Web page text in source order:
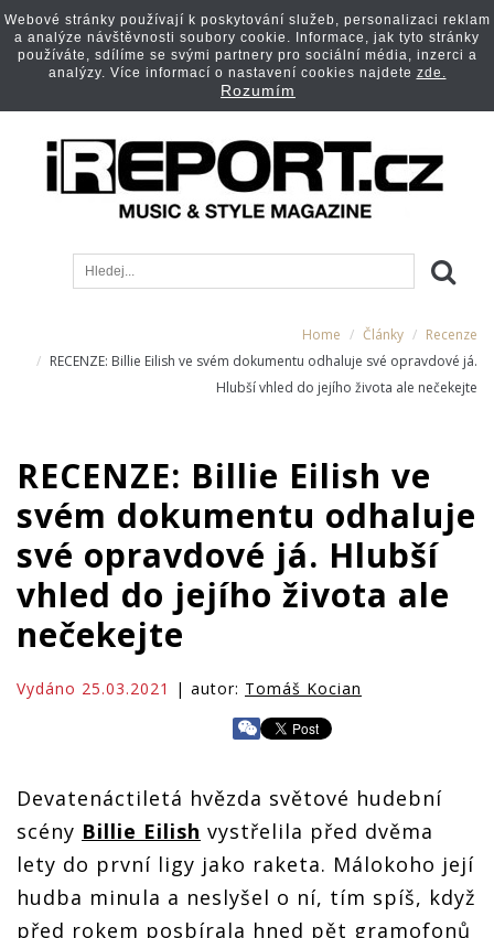
Home Články
Recenze
RECENZE: Billie Eilish ve svém dokumentu odhaluje své opravdové já.
Hlubší vhled do jejího života ale nečekejte
RECENZE: Billie Eilish ve
svém dokumentu odhaluje
své opravdové já. Hlubší
vhled do jejího života ale
nečekejte
Vydáno 25.03.2021 | autor: Tomáš Kocian
Devatenáctiletá hvězda světové hudební
scény Billie Eilish vystřelila před dvěma
lety do první ligy jako raketa. Málokoho její
hudba minula a neslyšel o ní, tím spíš, když
před rokem posbírala hned pět gramofonů
Webové stránky používají k poskytování služeb, personalizaci reklam
a analýze návštěvnosti soubory cookie. Informace, jak tyto stránky
používáte, sdílíme se svými partnery pro sociální média, inzerci a
analýzy. Více informací o nastavení cookies najdete zde.
Rozumím